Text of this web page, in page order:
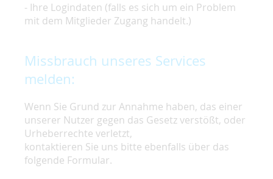
- Ihre Logindaten (falls es sich um ein Problem
mit dem Mitglieder Zugang handelt.)
Missbrauch unseres Services
melden:
Wenn Sie Grund zur Annahme haben, das einer
unserer Nutzer gegen das Gesetz verstößt, oder
Urheberrechte verletzt,
kontaktieren Sie uns bitte ebenfalls über das
folgende Formular.